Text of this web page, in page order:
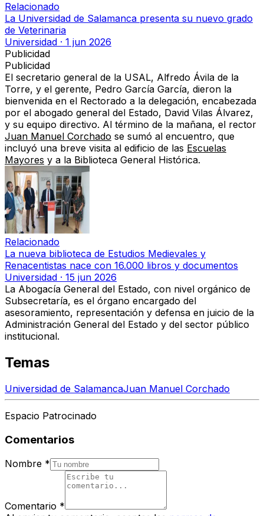
Relacionado
La Universidad de Salamanca presenta su nuevo grado
de Veterinaria
Universidad · 1 jun 2026
Publicidad
Publicidad
El secretario general de la USAL, Alfredo Ávila de la
Torre, y el gerente, Pedro García García, dieron la
bienvenida en el Rectorado a la delegación, encabezada
por el abogado general del Estado, David Vilas Álvarez,
y su equipo directivo. Al término de la mañana, el rector
Juan Manuel Corchado se sumó al encuentro, que
incluyó una breve visita al edificio de las Escuelas
Mayores y a la Biblioteca General Histórica.
Relacionado
La nueva biblioteca de Estudios Medievales y
Renacentistas nace con 16.000 libros y documentos
Universidad · 15 jun 2026
La Abogacía General del Estado, con nivel orgánico de
Subsecretaría, es el órgano encargado del
asesoramiento, representación y defensa en juicio de la
Administración General del Estado y del sector público
institucional.
Temas
Universidad de SalamancaJuan Manuel Corchado
Espacio Patrocinado
Comentarios
Nombre *
Comentario *